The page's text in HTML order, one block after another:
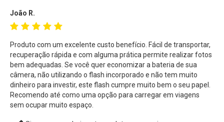
João R.
Produto com um excelente custo benefício. Fácil de transportar,
recuperação rápida e com alguma prática permite realizar fotos
bem adequadas. Se você quer economizar a bateria de sua
câmera, não utilizando o flash incorporado e não tem muito
dinheiro para investir, este flash cumpre muito bem o seu papel.
Recomendo até como uma opção para carregar em viagens
sem ocupar muito espaço.